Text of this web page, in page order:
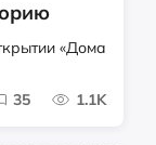
«Дома
35 1.1K